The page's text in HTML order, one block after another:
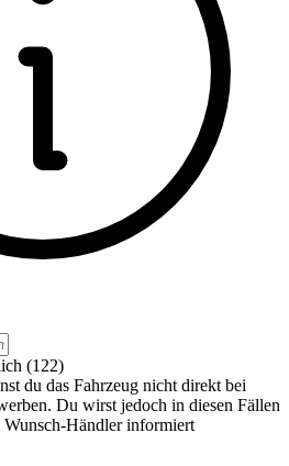
(122)
du das Fahrzeug nicht direkt bei
Du wirst jedoch in diesen Fällen
Händler informiert